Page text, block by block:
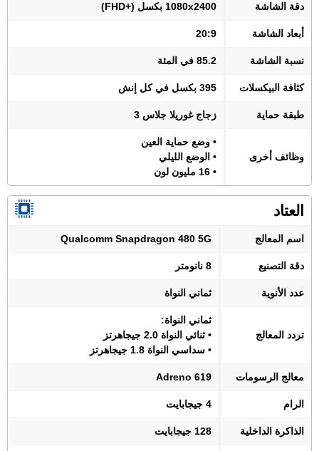
دقة الشاشة 1080x2400 بكسل (+FHD)
أبعاد الشاشة 20:9
نسبة الشاشة 85.2 في المئة
كثافة البيكسلات 395 بكسل في كل إنش
طبقة حماية زجاج غوريلا جلاس 3
وظائف أخرى
• وضع حماية العين
• الوضع الليلي
• 16 مليون لون
العتاد
اسم المعالج Qualcomm Snapdragon 480 5G
دقة التصنيع 8 نانومتر
عدد الأنوية ثماني النواة
تردد المعالج
ثماني النواة:
• ثنائي النواة 2.0 جيجاهرتز
• سداسي النواة 1.8 جيجاهرتز
معالج الرسومات Adreno 619
الرام 4 جيجابايت
الذاكرة الداخلية 128 جيجابايت